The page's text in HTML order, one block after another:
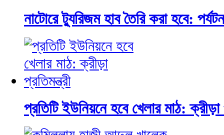
নাটোরে ট্যুরিজম হাব তৈরি করা হবে:
প্রতিটি ইউনিয়নে হবে খেলার মাঠ: ক্রীড়া